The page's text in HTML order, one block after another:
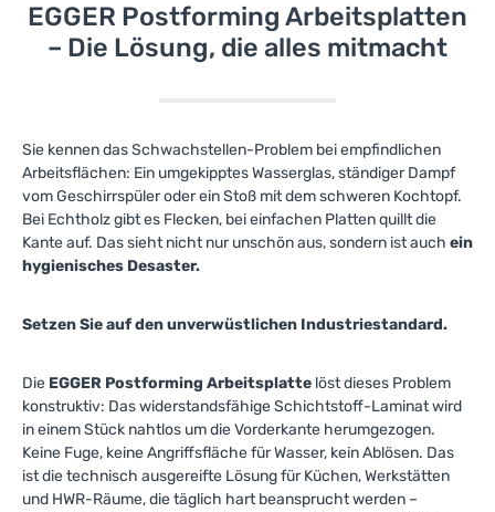
EGGER Postforming Arbeitsplatten
– Die Lösung, die alles mitmacht
Sie kennen das Schwachstellen-Problem bei empfindlichen
Arbeitsflächen: Ein umgekipptes Wasserglas, ständiger Dampf
vom Geschirrspüler oder ein Stoß mit dem schweren Kochtopf.
Bei Echtholz gibt es Flecken, bei einfachen Platten quillt die
Kante auf. Das sieht nicht nur unschön aus, sondern ist auch ein
hygienisches Desaster.
Setzen Sie auf den unverwüstlichen Industriestandard.
Die EGGER Postforming Arbeitsplatte löst dieses Problem
konstruktiv: Das widerstandsfähige Schichtstoff-Laminat wird
in einem Stück nahtlos um die Vorderkante herumgezogen.
Keine Fuge, keine Angriffsfläche für Wasser, kein Ablösen. Das
ist die technisch ausgereifte Lösung für Küchen, Werkstätten
und HWR-Räume, die täglich hart beansprucht werden –